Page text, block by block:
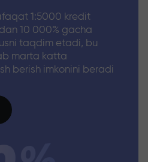
1:5000 kredit
10 000% gacha
taqdim etadi, bu
marta katta
berish imkonini beradi